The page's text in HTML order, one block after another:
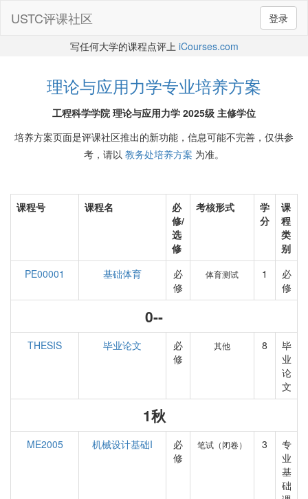
登录
USTC评课社区
写任何大学的课程点评上 iCourses.com
理论与应用力学专业培养方案
工程科学学院 理论与应用力学 2025级 主修学位
培养方案页面是评课社区推出的新功能，信息可能不完善，仅供参
考，请以 教务处培养方案 为准。
课程号 课程名
必
修/
选
修
考核形式
学
分
课
程
类
别
PE00001
基础体育
必
修
体育测试 1
必
修
0--
THESIS 毕业论文
必
修
其他 8
毕
业
论
文
1秋
ME2005 机械设计基础I
必
修
笔试（闭卷） 3
专
业
基
础